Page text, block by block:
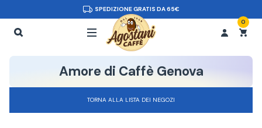
SPEDIZIONE GRATIS DA 65€
0
Amore di Caffè Genova
TORNA ALLA LISTA DEI NEGOZI